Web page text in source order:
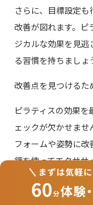
さらに、目標設定
改善が図れます。ピ
ジカルな効果を見
る習慣を持ちましょ
改善点を見つけるた
ピラティスの効果
ェックが欠かせま
フォームや姿勢に改
鏡を使ってエクササ
ランスの崩れがな
後に体の緊張や痛